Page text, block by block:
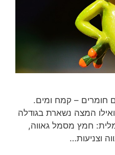
חומרים – קמח ומים.
המצה נשארת בגודלה
חמץ מסמל גאווה,
וצניעות…